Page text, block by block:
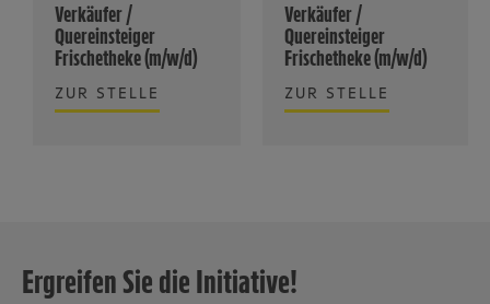
Verkäufer /
Quereinsteiger
Frischetheke (m/w/d)
ZUR STELLE
Verkäufer /
Quereinsteiger
Frischetheke (m/w/d)
ZUR STELLE
Ergreifen Sie die Initiative!